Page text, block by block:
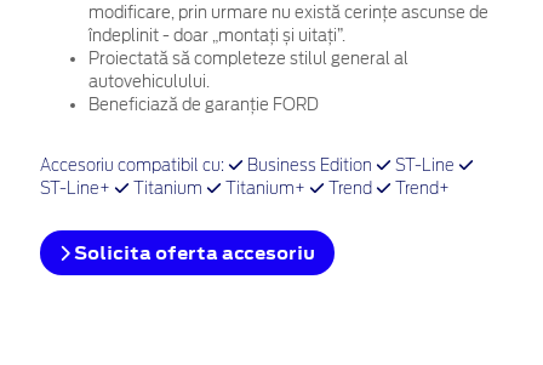
modificare, prin urmare nu există cerințe ascunse de
îndeplinit - doar „montați și uitați”.
Proiectată să completeze stilul general al
autovehiculului.
Beneficiază de garanție FORD
Accesoriu compatibil cu: Business Edition
ST-Line
ST-Line+
Titanium Titanium+ Trend Trend+
Solicita oferta accesoriu